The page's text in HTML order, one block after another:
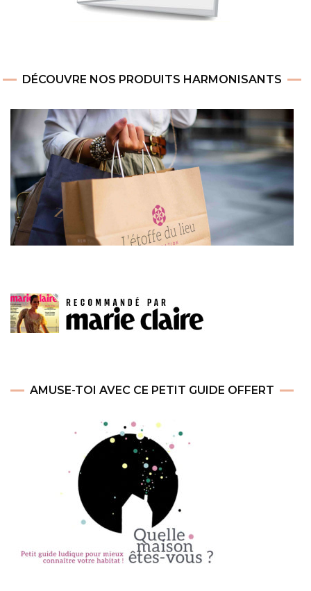
DÉCOUVRE NOS PRODUITS HARMONISANTS
AMUSE-TOI AVEC CE PETIT GUIDE OFFERT